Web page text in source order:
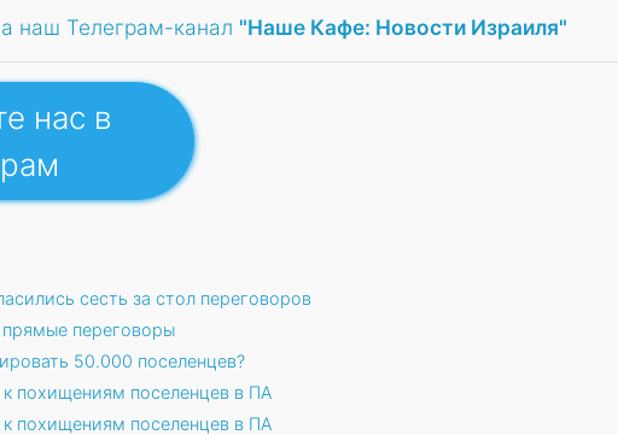
наш Телеграм-канал "Наше Кафе: Новости Израиля"
нас в
сесть за стол переговоров
переговоры
50.000 поселенцев?
похищениям поселенцев в ПА
похищениям поселенцев в ПА